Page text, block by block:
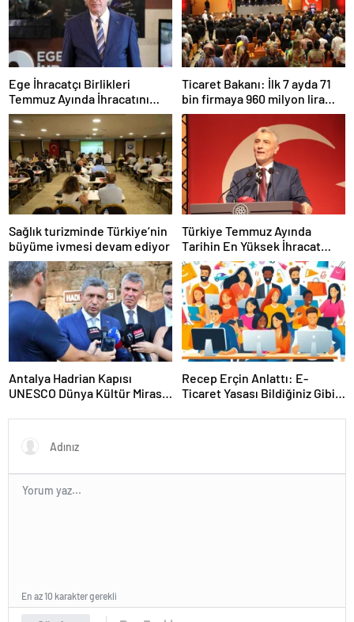
Ege İhracatçı Birlikleri
Temmuz Ayında İhracatını
Artırdı
Ticaret Bakanı: İlk 7 ayda 71
bin firmaya 960 milyon lira
ceza uygulandı
Sağlık turizminde Türkiye’nin
büyüme ivmesi devam ediyor
Türkiye Temmuz Ayında
Tarihin En Yüksek İhracat
Rekorunu Kırdı
Antalya Hadrian Kapısı
UNESCO Dünya Kültür Mirası
Recep Erçin Anlattı: E-
Ticaret Yasası Bildiğiniz Gibi
En az 10 karakter gerekli